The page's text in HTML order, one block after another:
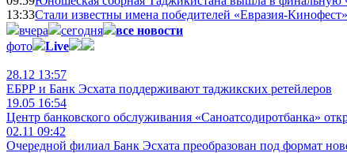
13:33Стали известны имена победителей «Евразия-Кинофест»
вчера
сегодня
все новости
фото
Live
28.12 13:57
ЕБРР и Банк Эсхата поддерживают таджикских ретейлеров
19.05 16:54
Центр банковского обслуживания «Саноатсодиротбанка»
02.11 09:42
Очередной филиал Банк Эсхата преобразован под формат